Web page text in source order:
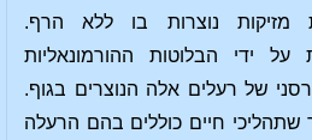
מזיקות נוצרות בו ללא הרף.
על ידי הבלוטות ההורמונאליות
של רעלים אלה הנוצרים בגוף.
שתהליכי חיים כוללים בהם הרעלה